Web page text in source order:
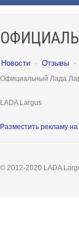
Новости · Отзывы ·
Официальный Лада
LADA Largus
Разместить рекламу на
© 2012-2020 LADA